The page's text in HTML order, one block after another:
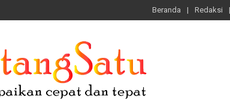
Beranda Redaksi